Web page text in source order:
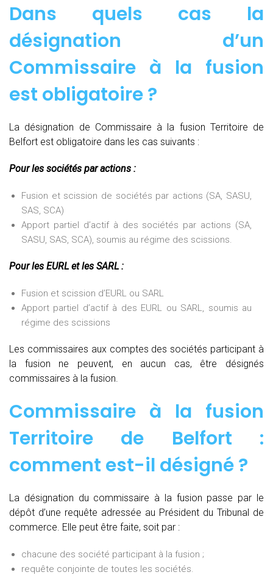
Dans quels cas la
désignation d’un
Commissaire à la fusion
est obligatoire ?
La désignation de Commissaire à la fusion Territoire de
Belfort est obligatoire dans les cas suivants :
Pour les sociétés par actions :
Fusion et scission de sociétés par actions (SA, SASU,
SAS, SCA)
Apport partiel d’actif à des sociétés par actions (SA,
SASU, SAS, SCA), soumis au régime des scissions.
Pour les EURL et les SARL :
Fusion et scission d’EURL ou SARL
Apport partiel d’actif à des EURL ou SARL, soumis au
régime des scissions
Les commissaires aux comptes des sociétés participant à
la fusion ne peuvent, en aucun cas, être désignés
commissaires à la fusion.
Commissaire à la fusion
Territoire de Belfort :
comment est-il désigné ?
La désignation du commissaire à la fusion passe par le
dépôt d’une requête adressée au Président du Tribunal de
commerce. Elle peut être faite, soit par :
chacune des société participant à la fusion ;
requête conjointe de toutes les sociétés.